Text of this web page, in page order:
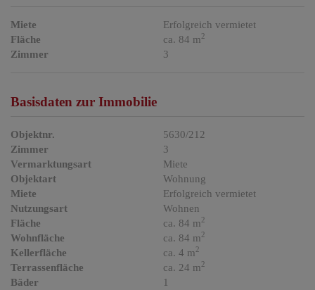
Miete
Erfolgreich vermietet
Fläche
ca. 84 m2
Zimmer 3
Basisdaten zur Immobilie
Objektnr.
5630/212
Zimmer
3
Vermarktungsart
Miete
Objektart
Wohnung
Miete
Erfolgreich vermietet
Nutzungsart
Wohnen
Fläche
ca. 84 m2
Wohnfläche ca. 84 m2
Kellerfläche ca. 4 m2
Terrassenfläche ca. 24 m2
Bäder
1